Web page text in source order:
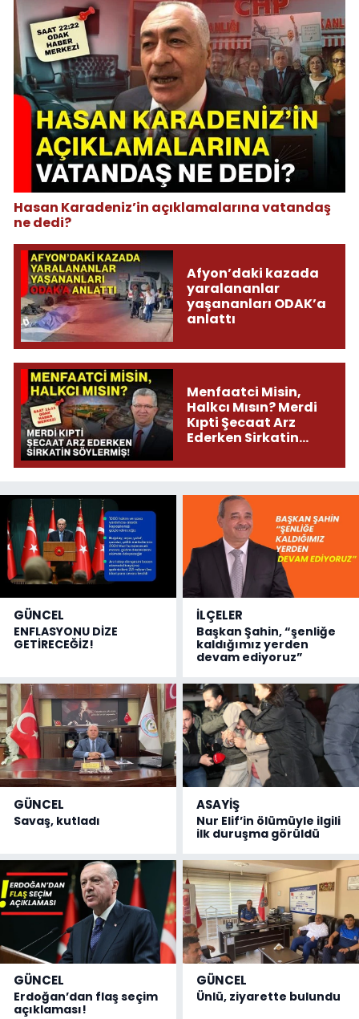
Hasan Karadeniz’in açıklamalarına vatandaş
ne dedi?
Afyon’daki kazada
yaralananlar
yaşananları ODAK’a
anlattı
Menfaatci Misin,
Halkcı Mısın? Merdi
Kıpti Şecaat Arz
Ederken Sirkatin
GÜNCEL
ENFLASYONU DİZE
GETİRECEĞİZ!
İLÇELER
Başkan Şahin, “şenliğe
kaldığımız yerden
devam ediyoruz”
GÜNCEL
Savaş, kutladı
ASAYİŞ
Nur Elif’in ölümüyle ilgili
ilk duruşma görüldü
GÜNCEL
Erdoğan’dan flaş seçim
açıklaması!
GÜNCEL
Ünlü, ziyarette bulundu